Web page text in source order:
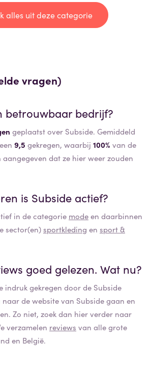
alles uit deze categorie
vragen)
betrouwbaar bedrijf?
geplaatst over Subside. Gemiddeld
9,5 gekregen, waarbij 100% van de
aangegeven dat ze hier weer zouden
is Subside actief?
in de categorie modeen daarbinnen
sector(en)sportkleding en sport &
goed gelezen. Wat nu?
indruk gekregen door de Subside
de website van Subsidegaan en
Zo niet, zoek dan hier verder naar
verzamelen reviews van alle grote
en België.